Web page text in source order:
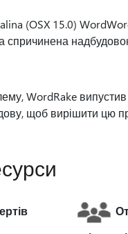
(OSX 15.0)
спричинена
WordRake
щоб вирішити цю